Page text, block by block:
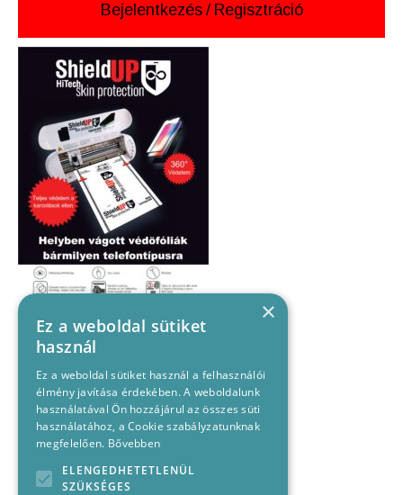
Bejelentkezés / Regisztráció
×
Ez a weboldal sütiket
használ
Ez a weboldal sütiket használ a felhasználói
élmény javítása érdekében. A weboldalunk
használatával Ön hozzájárul az összes süti
használatához, a Cookie szabályzatunknak
megfelelően. Bővebben
ELENGEDHETETLENÜL
SZÜKSÉGES